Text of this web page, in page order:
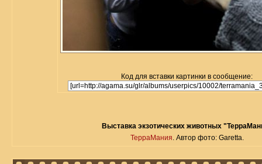
Код для вставки картинки в сообщение:
Выставка экзотических животных
ТерраМания. Автор фото: Garetta.